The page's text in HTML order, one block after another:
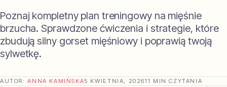
Poznaj kompletny plan treningowy na mięśnie
brzucha. Sprawdzone ćwiczenia i strategie, które
zbudują silny gorset mięśniowy i poprawią twoją
sylwetkę.
AUTOR:ANNA KAMIŃSKA5 KWIETNIA, 202611 MIN CZYTANIA